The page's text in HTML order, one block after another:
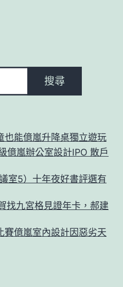
搜尋
也能億嵐升降桌獨立遊玩
億嵐辦公室設計IPO 散戶
室5）十年夜好書評選有
找九宮格見證年卡，郝建
賽億嵐室內設計因惡劣天